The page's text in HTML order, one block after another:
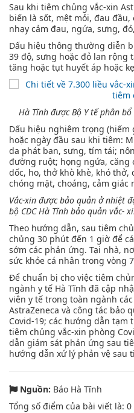
Sau khi tiêm chủng vắc-xin
biến là sốt, mệt mỏi, đau
nhạy cảm đau, ngứa, sưng,
Dấu hiệu thông thường diễn
39 độ, sưng hoặc đỏ lan rộng
tăng hoặc tụt huyết áp hoặc
Hà Tĩnh được Bộ Y tế phân
Dấu hiệu nghiêm trọng
hoặc ngày đầu sau khi tiêm:
da phát ban, sưng, tím tái;
đường ruột; họng ngứa, căng
dốc, ho, thở khò khè, khó thở,
chóng mặt, choáng, cảm giác
Vắc-xin được bảo quản ở nhiệt
bộ CDC Hà Tĩnh bảo quản vắc-
Theo hướng dẫn, sau tiêm
chủng 30 phút đến 1 giờ để
sớm các phản ứng. Tại nhà,
sức khỏe cá nhân trong vòng
Để chuẩn bị cho việc tiêm
ngành y tế Hà Tĩnh đã cập
viên y tế trong toàn ngành
AstraZeneca và công tác bảo
Covid-19; các hướng dẫn tạm
tiêm chủng vắc-xin phòng
dẫn giám sát phản ứng sau
hướng dẫn xứ lý phản vệ sau
Nguồn: Báo Hà Tĩnh
Tổng số điểm của bài viết là: 0